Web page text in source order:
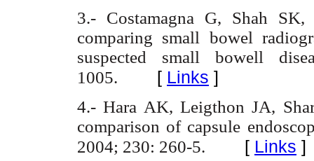
3.- Costamagna G, Shah
comparing small bowel
suspected small bowell
1005. [ Links ]
4.- Hara AK, Leigthon JA,
comparison of capsule
2004; 230: 260-5. [ Links ]